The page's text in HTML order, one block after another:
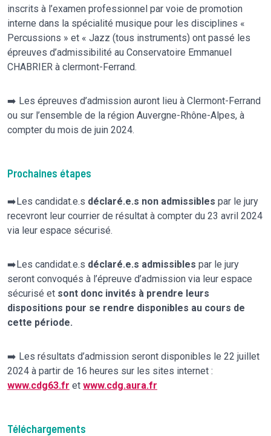
inscrits à l’examen professionnel par voie de promotion
interne dans la spécialité musique pour les disciplines «
Percussions » et « Jazz (tous instruments) ont passé les
épreuves d’admissibilité au Conservatoire Emmanuel
CHABRIER à clermont-Ferrand.
➡️ Les épreuves d’admission auront lieu à Clermont-Ferrand
ou sur l’ensemble de la région Auvergne-Rhône-Alpes, à
compter du mois de juin 2024.
Prochaines étapes
➡️Les candidat.e.s déclaré.e.s non admissibles par le jury
recevront leur courrier de résultat à compter du 23 avril 2024
via leur espace sécurisé.
➡️Les candidat.e.s déclaré.e.s admissibles par le jury
seront convoqués à l’épreuve d’admission via leur espace
sécurisé et sont donc invités à prendre leurs
dispositions pour se rendre disponibles au cours de
cette période.
➡️ Les résultats d’admission seront disponibles le 22 juillet
2024 à partir de 16 heures sur les sites internet :
www.cdg63.fr et www.cdg.aura.fr
Téléchargements